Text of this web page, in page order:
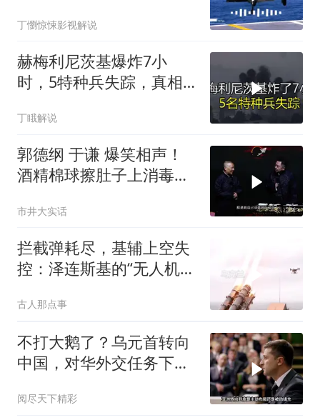
丁懰惊悚影视解说
赫梅利尼茨基爆炸7小
时，5特种兵失踪，真相
丁睋解说
郭德纲 于谦 爆笑相声！
酒精棉球擦肚子上消毒，
擦反了？
市井大实话
拦截弹耗尽，基辅上空失
控：泽连斯基的“无人机神
古人那点事
不打大鹅了？乌元首转向
中国，对华外交任务下
阅尽天下精彩